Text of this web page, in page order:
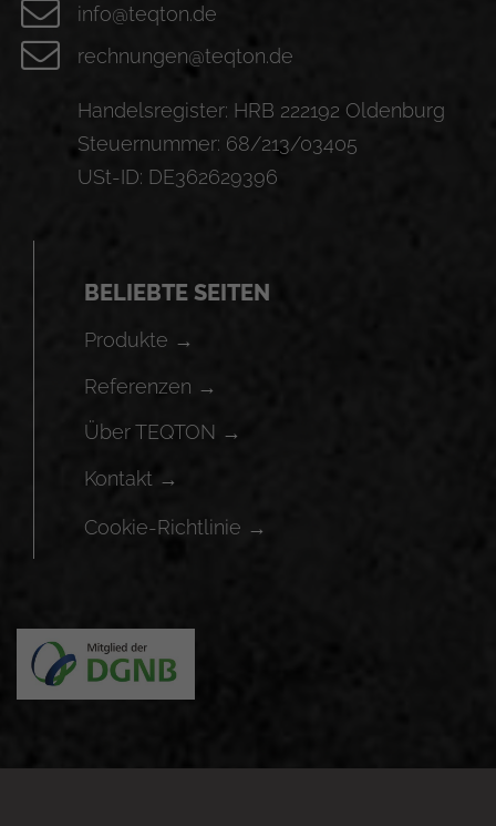
info@teqton.de
rechnungen@teqton.de
Handelsregister: HRB 222192 Oldenburg
Steuernummer: 68/213/03405
USt-ID: DE362629396
BELIEBTE SEITEN
Produkte →
Referenzen →
Über TEQTON →
Kontakt →
Cookie-Richtlinie →